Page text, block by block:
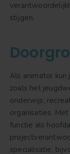
stijgen.
Als animator
zoals het
onderwijs,
organisaties.
functie als
specialisatie,